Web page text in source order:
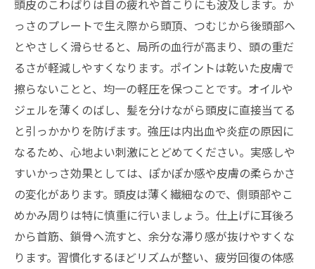
頭皮のこわばりは目の疲れや首こりにも波及します。か
っさのプレートで生え際から頭頂、つむじから後頭部へ
とやさしく滑らせると、局所の血行が高まり、頭の重だ
るさが軽減しやすくなります。ポイントは乾いた皮膚で
擦らないことと、均一の軽圧を保つことです。オイルや
ジェルを薄くのばし、髪を分けながら頭皮に直接当てる
と引っかかりを防げます。強圧は内出血や炎症の原因に
なるため、心地よい刺激にとどめてください。実感しや
すいかっさ効果としては、ぽかぽか感や皮膚の柔らかさ
の変化があります。頭皮は薄く繊細なので、側頭部やこ
めかみ周りは特に慎重に行いましょう。仕上げに耳後ろ
から首筋、鎖骨へ流すと、余分な滞り感が抜けやすくな
ります。習慣化するほどリズムが整い、疲労回復の体感